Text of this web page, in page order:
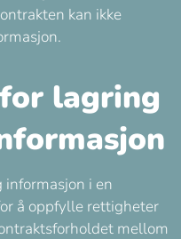
kan ikke
lagring
i en
å oppfylle rettigheter
mellom